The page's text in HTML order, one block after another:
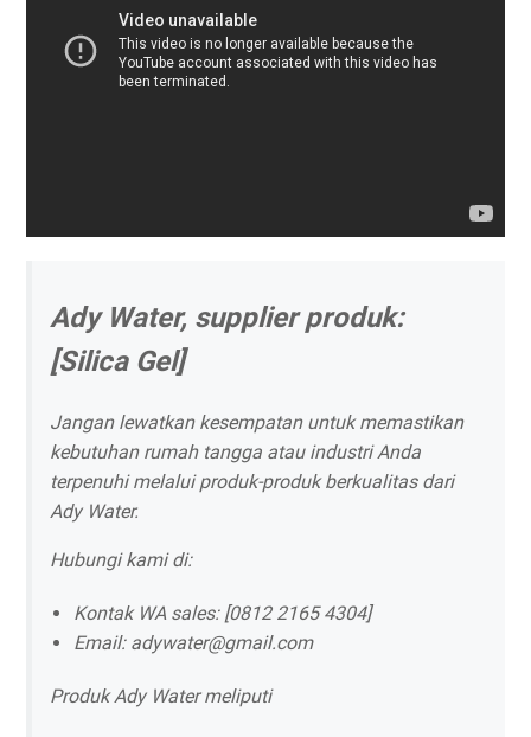
Ady Water, supplier produk:
[Silica Gel]
Jangan lewatkan kesempatan untuk memastikan
kebutuhan rumah tangga atau industri Anda
terpenuhi melalui produk-produk berkualitas dari
Ady Water.
Hubungi kami di:
Kontak WA sales: [0812 2165 4304]
Email: adywater@gmail.com
Produk Ady Water meliputi